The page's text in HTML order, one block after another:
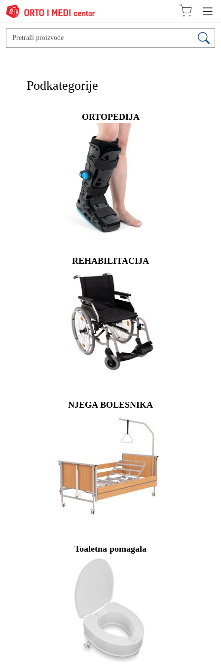
Podkategorije
ORTOPEDIJA
REHABILITACIJA
NJEGA BOLESNIKA
Toaletna pomagala